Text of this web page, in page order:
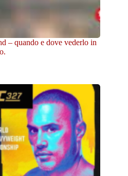
– quando e dove vederlo in